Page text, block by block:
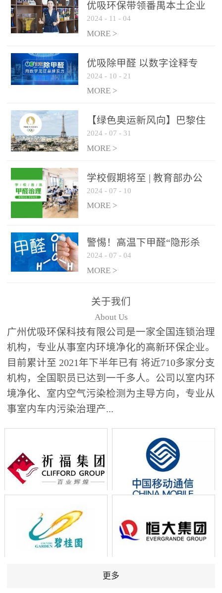
优吸环保带领番禺本​土企业
勇敢破局向“新”
2024 - 11 - 04
MORE >
优吸除甲醛 以数字诠释专
业，尽显除醛品牌实力！
2024 - 10 - 21
MORE >
【绿色奥运新风向】巴黎住
宿风波：优吸环保共建健康
绿色家居
2024 - 07 - 31
MORE >
学校假期将至 | 教育部办公
厅关于加强学校新建校舍室
内空气质量管理通知
2024 - 07 - 10
MORE >
警惕！高温下甲醛“隐形杀
手”来袭，你的家安全吗？
2024 - 07 - 04
MORE >
关于我们
About Us
广州优吸环保科技有限公司是一家全国连锁治理
机构，专业从事室内环境净化的高新环保企业。
目前累计至 2021年下半年已有 将近710多家分支
机构，全国职员已达到一千多人。公司以室内环
境净化、室内空气污染检测为主导方向，专业从
事室内车内污染治理产...
更多